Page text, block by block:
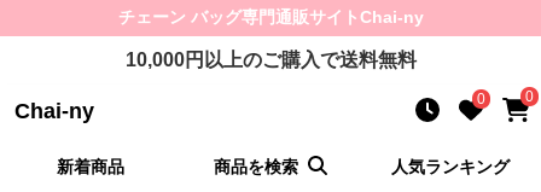
チェーン バッグ専門通販サイトChai-ny
10,000円以上のご購入で送料無料
Chai-ny 0 0
新着商品 商品を検索 人気ランキング